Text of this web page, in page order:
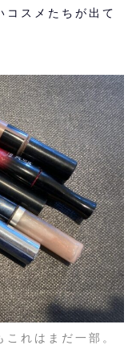
コスメたちが出て
れはまだ一部。